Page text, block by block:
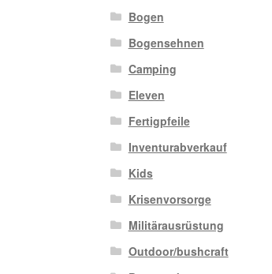
Bogen
Bogensehnen
Camping
Eleven
Fertigpfeile
Inventurabverkauf
Kids
Krisenvorsorge
Militärausrüstung
Outdoor/bushcraft